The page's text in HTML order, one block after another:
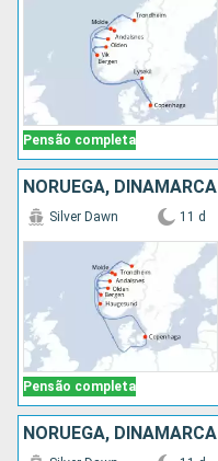
Pensão completa
NORUEGA, DINAMARCA
Pensão completa
Silver Dawn 11 d
NORUEGA, DINAMARCA